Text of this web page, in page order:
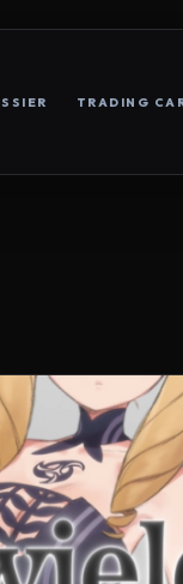
TRADING